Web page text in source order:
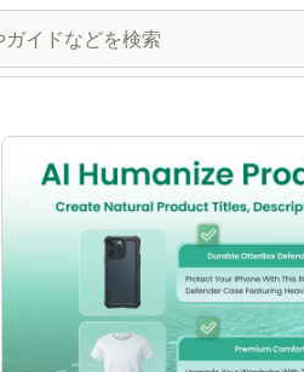
特集の画像ギャラリー